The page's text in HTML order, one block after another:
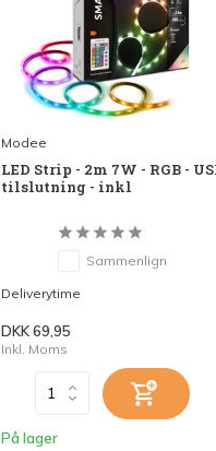
Modee
LED Strip - 2m 7W - RGB -
tilslutning - inkl
Sammenlign
Deliverytime
DKK 69,95
Inkl. Moms
På lager